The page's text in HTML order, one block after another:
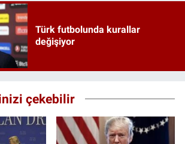
Türk futbolunda kurallar
değişiyor
çekebilir